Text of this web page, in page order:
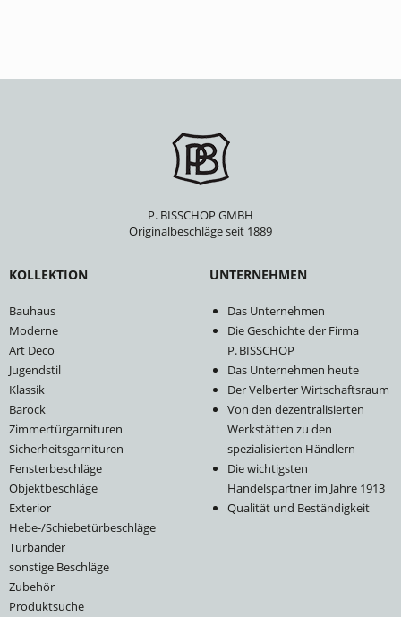
P. BISSCHOP GMBH
Originalbeschläge seit 1889
KOLLEKTION
Bauhaus
Moderne
Art Deco
Jugendstil
Klassik
Barock
Zimmertürgarnituren
Sicherheitsgarnituren
Fensterbeschläge
Objektbeschläge
Exterior
Hebe-/Schiebetürbeschläge
Türbänder
sonstige Beschläge
Zubehör
Produktsuche
UNTERNEHMEN
Das Unternehmen
Die Geschichte der Firma
P. BISSCHOP
Das Unternehmen heute
Der Velberter Wirtschaftsraum
Von den dezentralisierten
Werkstätten zu den
spezialisierten Händlern
Die wichtigsten
Handelspartner im Jahre 1913
Qualität und Beständigkeit